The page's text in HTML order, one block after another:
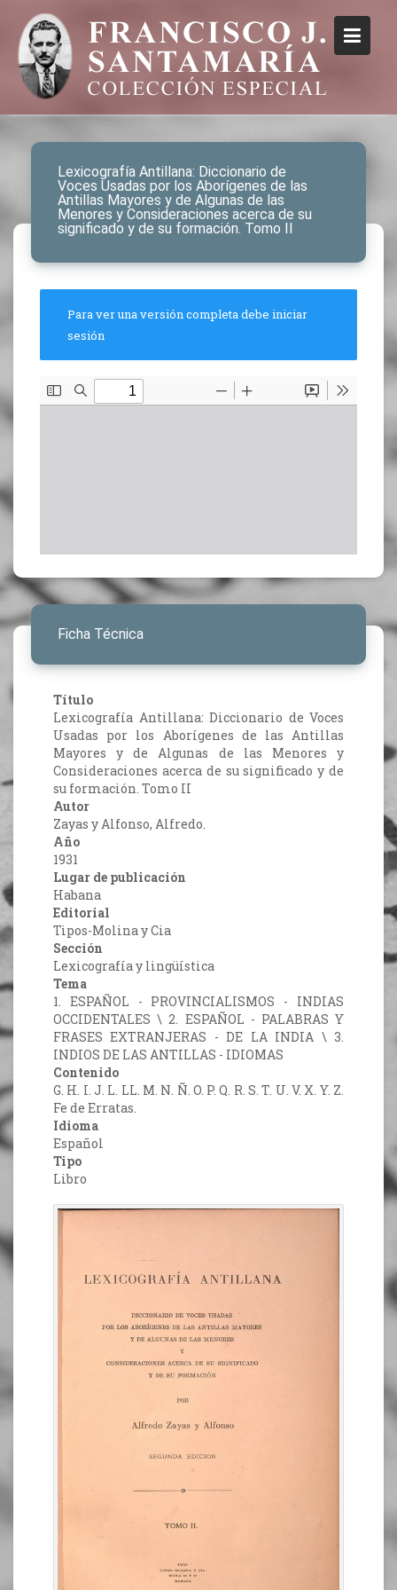
Lexicografía Antillana: Diccionario de
Voces Usadas por los Aborígenes de las
Antillas Mayores y de Algunas de las
Menores y Consideraciones acerca de su
significado y de su formación. Tomo II
Para ver una versión completa debe iniciar
sesión
Ficha Técnica
Título
Lexicografía Antillana: Diccionario de Voces
Usadas por los Aborígenes de las Antillas
Mayores y de Algunas de las Menores y
Consideraciones acerca de su significado y de
su formación. Tomo II
Autor
Zayas y Alfonso, Alfredo.
Año
1931
Lugar de publicación
Habana
Editorial
Tipos-Molina y Cia
Sección
Lexicografía y lingüística
Tema
1. ESPAÑOL - PROVINCIALISMOS - INDIAS
OCCIDENTALES \ 2. ESPAÑOL - PALABRAS Y
FRASES EXTRANJERAS - DE LA INDIA \ 3.
INDIOS DE LAS ANTILLAS - IDIOMAS
Contenido
G. H. I. J. L. LL. M. N. Ñ. O. P. Q. R. S. T. U. V. X. Y. Z.
Fe de Erratas.
Idioma
Español
Tipo
Libro